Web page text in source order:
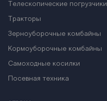
Телескопические погрузчики
Тракторы
Зерноуборочные комбайны
Кормоуборочные комбайны
Самоходные косилки
Посевная техника